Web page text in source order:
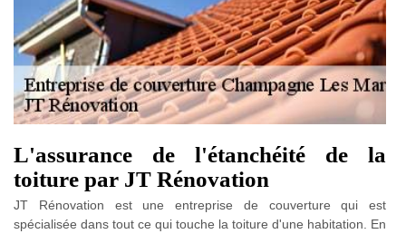
L'assurance de l'étanchéité de la
toiture par JT Rénovation
JT Rénovation est une entreprise de couverture qui est
spécialisée dans tout ce qui touche la toiture d'une habitation. En